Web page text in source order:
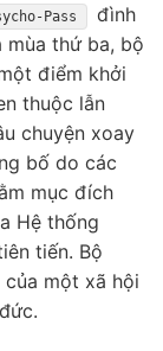
Pass
đình
mùa thứ ba, bộ
điểm khởi
thuộc lẫn
chuyện xoay
bố do các
mục đích
Hệ thống
tiến. Bộ
một xã hội